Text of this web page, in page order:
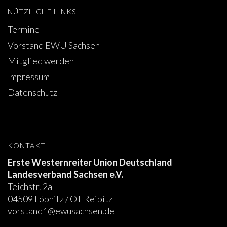
JUNGPFERDEPROGRAMM
JUGEND
VERANSTALTUNGEN
KIDS CLUB
CHARITY SONDERPRÜFUNG
REITZEIT UND EHRENSACHE
NÜTZLICHE LINKS
Termine
Vorstand EWU Sachsen
Mitglied werden
Impressum
Datenschutz
KONTAKT
Erste Westernreiter Union Deutschland
Landesverband Sachsen e.V.
Teichstr. 2a
04509 Löbnitz / OT Reibitz
vorstand1@ewusachsen.de